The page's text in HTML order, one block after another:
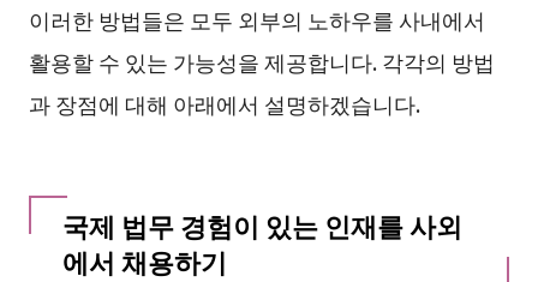
이러한 방법들은 모두 외부의 노하우를 사내에서
활용할 수 있는 가능성을 제공합니다. 각각의 방법
과 장점에 대해 아래에서 설명하겠습니다.
국제 법무 경험이 있는 인재를 사외
에서 채용하기